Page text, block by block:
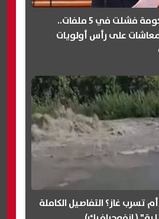
إيهاب منصور: الحكومة فشلت في 5 ملفات..
على رأس أولويات
تسرب غاز؟ التفاصيل الكاملة